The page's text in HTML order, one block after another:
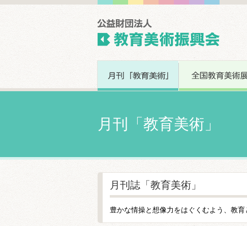
月刊「教育美術」
月刊誌「教育美術」
豊かな情操と想像力をはぐくむよう、教育